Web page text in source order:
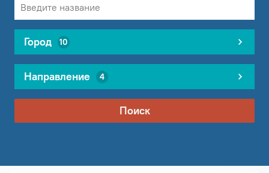
Город 10
Направление 4
Поиск